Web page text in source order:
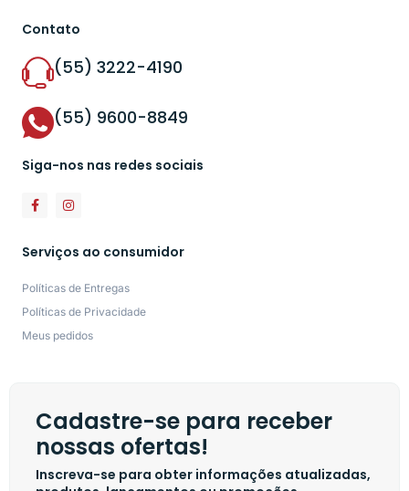
Contato
(55) 3222-4190
(55) 9600-8849
Siga-nos nas redes sociais
Serviços ao consumidor
Políticas de Entregas
Políticas de Privacidade
Meus pedidos
Cadastre-se para receber
nossas ofertas!
Inscreva-se para obter informações atualizadas,